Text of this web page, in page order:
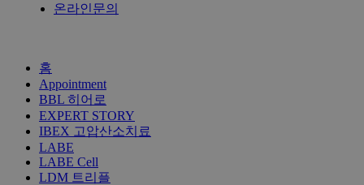
온라인문의
홈
Appointment
BBL 히어로
EXPERT STORY
IBEX 고압산소치료
LABE
LABE Cell
LDM 트리플